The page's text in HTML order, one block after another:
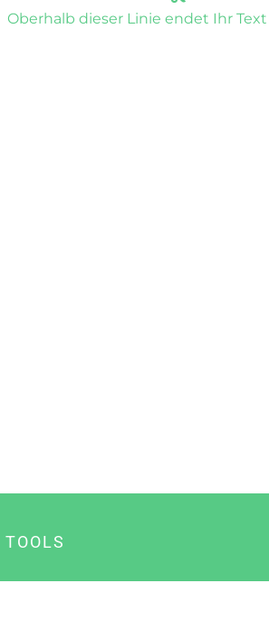
Oberhalb dieser Linie endet Ihr
TOOLS